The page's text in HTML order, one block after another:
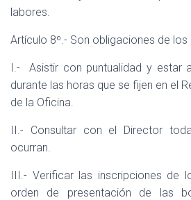
labores.
Artículo 8º.- Son obligaciones de
I.-
Asistir con puntualidad y estar
durante las horas que se fijen en el
de la Oficina.
II.- Consultar con el Director
ocurran.
III.- Verificar las inscripciones de
orden de presentación de las